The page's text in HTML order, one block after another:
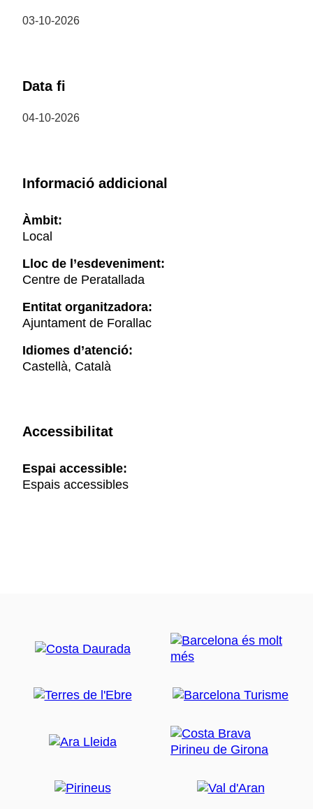
03-10-2026
Data fi
04-10-2026
Informació addicional
Àmbit:
Local
Lloc de l’esdeveniment:
Centre de Peratallada
Entitat organitzadora:
Ajuntament de Forallac
Idiomes d’atenció:
Castellà, Català
Accessibilitat
Espai accessible:
Espais accessibles